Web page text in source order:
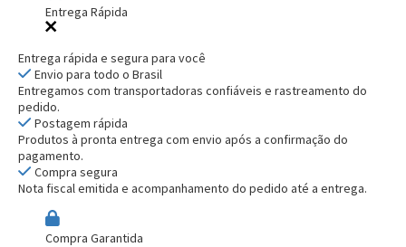
Entrega Rápida
Entrega rápida e segura para você
Envio para todo o Brasil
Entregamos com transportadoras confiáveis e rastreamento do
pedido.
Postagem rápida
Produtos à pronta entrega com envio após a confirmação do
pagamento.
Compra segura
Nota fiscal emitida e acompanhamento do pedido até a entrega.
Compra Garantida